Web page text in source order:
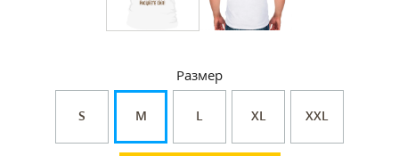
Размер
S M L XL XXL